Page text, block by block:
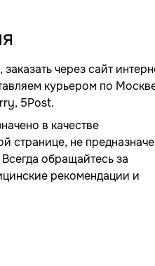
, заказать через сайт
курьером по
5Post.
в качестве
странице, не
обращайтесь за
рекомендации и